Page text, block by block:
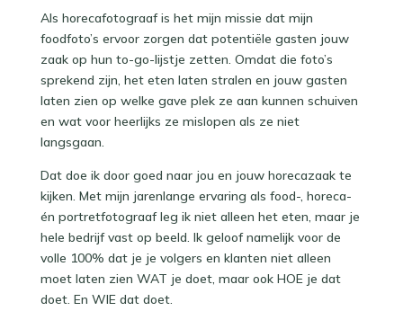
Als horecafotograaf is het mijn missie dat mijn
foodfoto’s ervoor zorgen dat potentiële gasten jouw
zaak op hun to-go-lijstje zetten. Omdat die foto’s
sprekend zijn, het eten laten stralen en jouw gasten
laten zien op welke gave plek ze aan kunnen schuiven
en wat voor heerlijks ze mislopen als ze niet
langsgaan. ⁠
Dat doe ik door goed naar jou en jouw horecazaak te
kijken. Met mijn jarenlange ervaring als food-, horeca-
én portretfotograaf leg ik niet alleen het eten, maar je
hele bedrijf vast op beeld. Ik geloof namelijk voor de
volle 100% dat je je volgers en klanten niet alleen
moet laten zien WAT je doet, maar ook HOE je dat
doet. ⁠En WIE dat doet.